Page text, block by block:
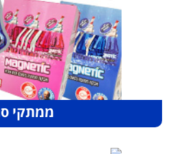
ממתקי